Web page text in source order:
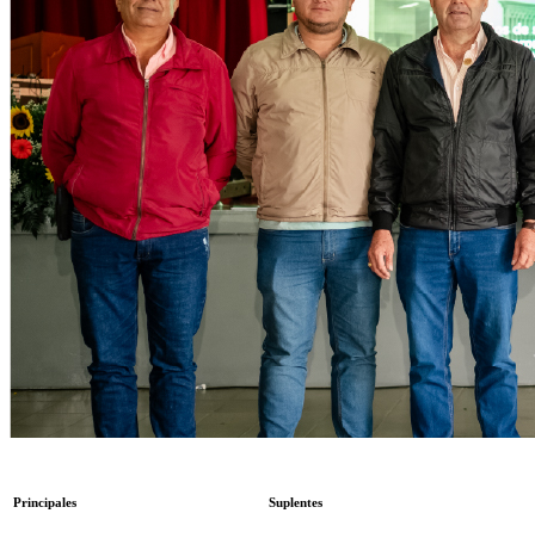
Principales Suplentes